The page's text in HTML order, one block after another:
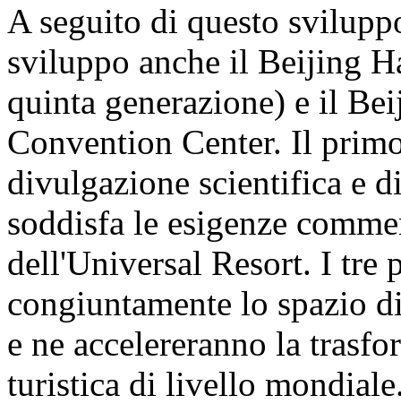
A seguito di questo
sviluppo anche il Beijing
quinta generazione) e il
Convention Center. Il
divulgazione scientifica e
soddisfa le esigenze
dell'Universal Resort. I tre
congiuntamente lo spazio
e ne accelereranno la
turistica di livello